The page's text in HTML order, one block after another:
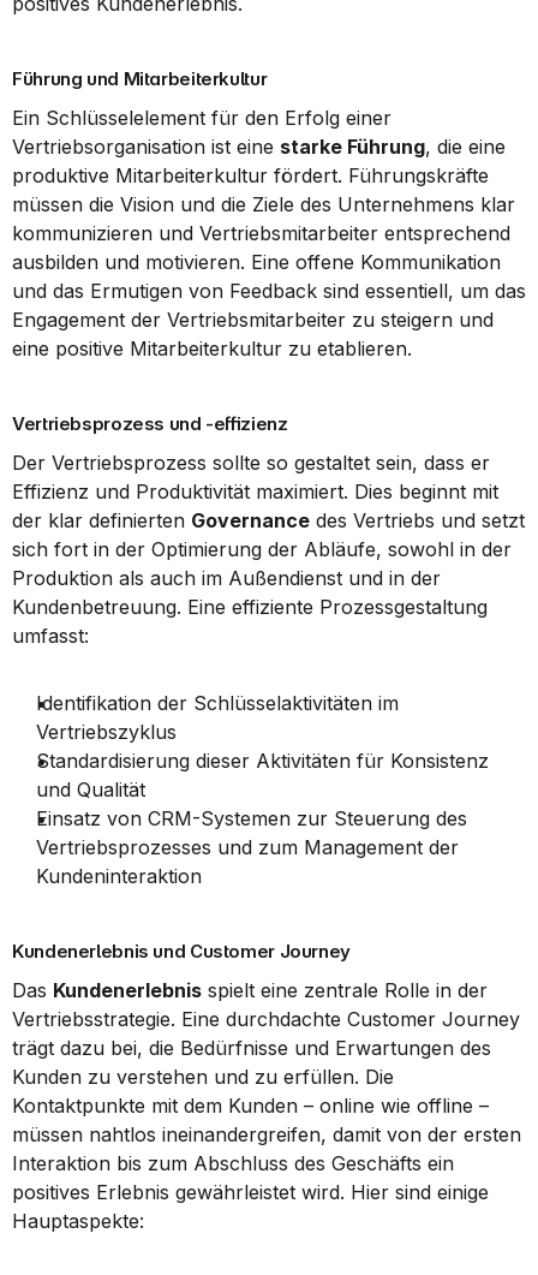
Führung und Mitarbeiterkultur
Ein Schlüsselelement für den Erfolg einer
Vertriebsorganisation ist eine starke Führung, die eine
produktive Mitarbeiterkultur fördert. Führungskräfte
müssen die Vision und die Ziele des Unternehmens klar
kommunizieren und Vertriebsmitarbeiter entsprechend
ausbilden und motivieren. Eine offene Kommunikation
und das Ermutigen von Feedback sind essentiell, um das
Engagement der Vertriebsmitarbeiter zu steigern und
eine positive Mitarbeiterkultur zu etablieren.
Vertriebsprozess und -effizienz
Der Vertriebsprozess sollte so gestaltet sein, dass er
Effizienz und Produktivität maximiert. Dies beginnt mit
der klar definierten Governance des Vertriebs und setzt
sich fort in der Optimierung der Abläufe, sowohl in der
Produktion als auch im Außendienst und in der
Kundenbetreuung. Eine effiziente Prozessgestaltung
umfasst:
Identifikation der Schlüsselaktivitäten im
Vertriebszyklus
Standardisierung dieser Aktivitäten für Konsistenz
und Qualität
Einsatz von CRM-Systemen zur Steuerung des
Vertriebsprozesses und zum Management der
Kundeninteraktion
Kundenerlebnis und Customer Journey
Das Kundenerlebnis spielt eine zentrale Rolle in der
Vertriebsstrategie. Eine durchdachte Customer Journey
trägt dazu bei, die Bedürfnisse und Erwartungen des
Kunden zu verstehen und zu erfüllen. Die
Kontaktpunkte mit dem Kunden – online wie offline –
müssen nahtlos ineinandergreifen, damit von der ersten
Interaktion bis zum Abschluss des Geschäfts ein
positives Erlebnis gewährleistet wird. Hier sind einige
Hauptaspekte: